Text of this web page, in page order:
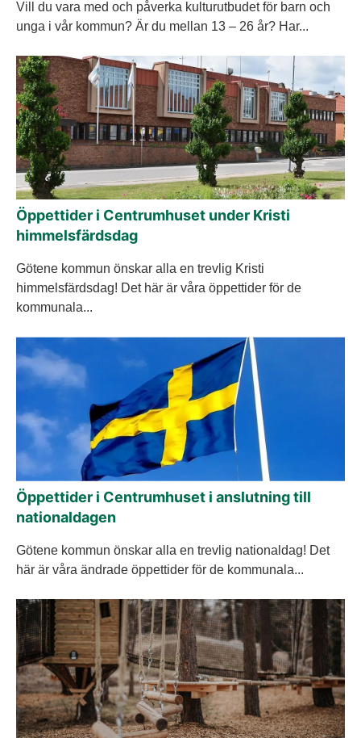
Vill du vara med och påverka kulturutbudet för barn och
unga i vår kommun? Är du mellan 13 – 26 år? Har...
Öppettider i Centrumhuset under Kristi
himmelsfärdsdag
Götene kommun önskar alla en trevlig Kristi
himmelsfärdsdag! Det här är våra öppettider för de
kommunala...
Öppettider i Centrumhuset i anslutning till
nationaldagen
Götene kommun önskar alla en trevlig nationaldag! Det
här är våra ändrade öppettider för de kommunala...